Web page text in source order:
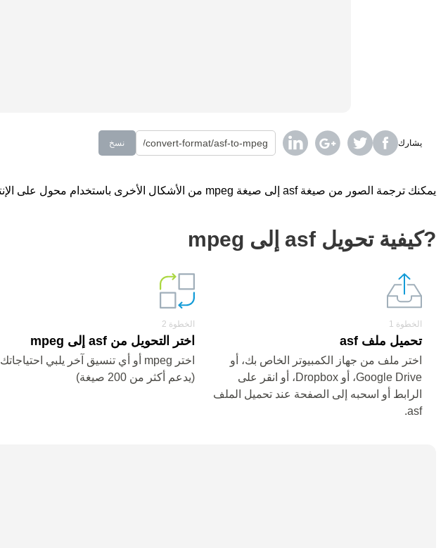
يشارك نسخ
يمكنك ترجمة الصور من صيغة asf إلى صيغة mpeg من الأشكال الأخرى باستخدام محول على الإنترنت مجانا.
?كيفية تحويل asf إلى mpeg
الخطوة 1
تحميل ملف asf
اختر ملف من جهاز الكمبيوتر الخاص بك، أو
Google Drive، أو Dropbox، أو انقر على
الرابط أو اسحبه إلى الصفحة عند تحميل الملف
asf.
الخطوة 2
اختر التحويل من asf إلى mpeg
اختر mpeg أو أي تنسيق آخر يلبي احتياجاتك
(يدعم أكثر من 200 صيغة)